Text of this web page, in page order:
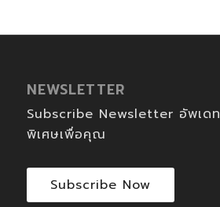
NEWSLETTER
Subscribe Newsletter อัพเด
พิเศษเพื่อคุณ
Subscribe Now